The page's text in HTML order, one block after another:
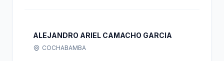
ALEJANDRO ARIEL CAMACHO GARCIA
COCHABAMBA